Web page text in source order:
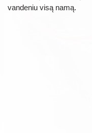
vandeniu visą namą.